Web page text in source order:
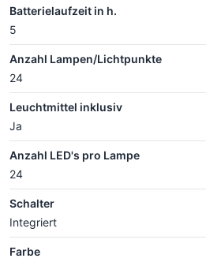
Batterielaufzeit in h.
5
Anzahl Lampen/Lichtpunkte
24
Leuchtmittel inklusiv
Ja
Anzahl LED's pro Lampe
24
Schalter
Integriert
Farbe